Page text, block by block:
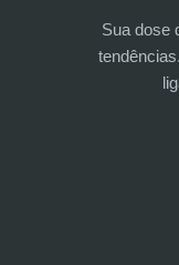
Sua dose